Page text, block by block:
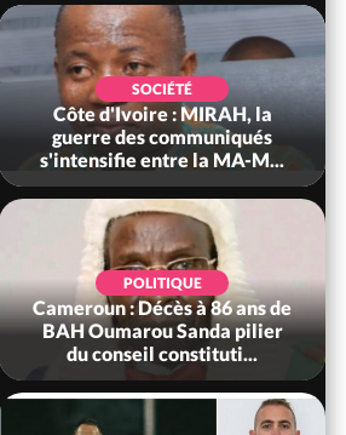
SOCIÉTÉ
Côte d'Ivoire : MIRAH, la
guerre des communiqués
s'intensifie entre la MA-M...
POLITIQUE
Cameroun : Décès à 86 ans de
BAH Oumarou Sanda pilier
du conseil constituti...